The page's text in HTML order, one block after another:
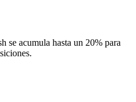
se acumula hasta un 20% para